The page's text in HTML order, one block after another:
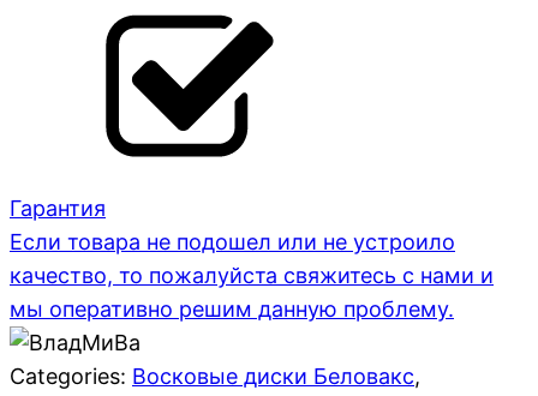
Гарантия
Если товара не подошел или не устроило
качество, то пожалуйста свяжитесь с нами и
мы оперативно решим данную проблему.
Categories: Восковые диски Беловакс,